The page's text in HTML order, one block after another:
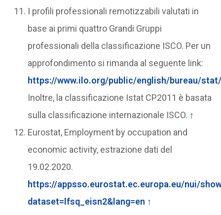
I profili professionali remotizzabili valutati in
base ai primi quattro Grandi Gruppi
professionali della classificazione ISCO. Per un
approfondimento si rimanda al seguente link:
https://www.ilo.org/public/english/bureau/
Inoltre, la classificazione Istat CP2011 è basata
sulla classificazione internazionale ISCO. ↑
Eurostat, Employment by occupation and
economic activity, estrazione dati del
19.02.2020.
https://appsso.eurostat.ec.europa.eu/nui/
dataset=lfsq_eisn2&lang=en ↑